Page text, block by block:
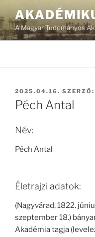
A Magyar Tudományos
BEKÜLDVE:
2025.04.16. SZERZŐ:
Péch Antal
Név:
Péch Antal
Életrajzi adatok:
(Nagyvárad, 1822.
szeptember 18.)
Akadémia tagja